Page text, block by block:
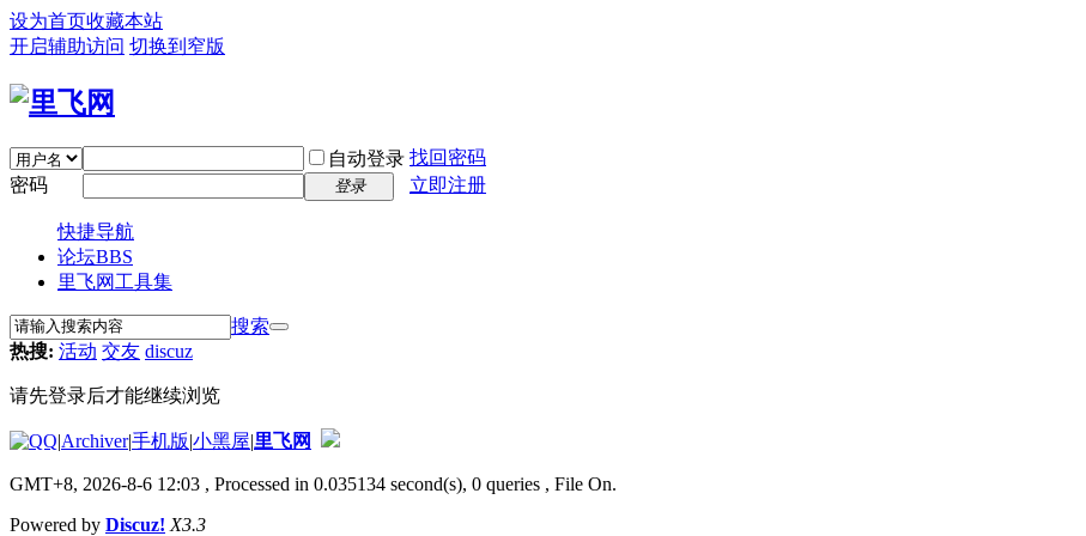
设为首页收藏本站
开启辅助访问 切换到窄版
自动登录 找回密码
密码
登录 立即注册
快捷导航
论坛BBS
里飞网工具集
搜索
热搜: 活动 交友 discuz
请先登录后才能继续浏览
|Archiver|手机版|小黑屋|里飞网
GMT+8, 2026-8-6 12:03 , Processed in 0.035134 second(s), 0 queries , File On.
Powered by Discuz! X3.3